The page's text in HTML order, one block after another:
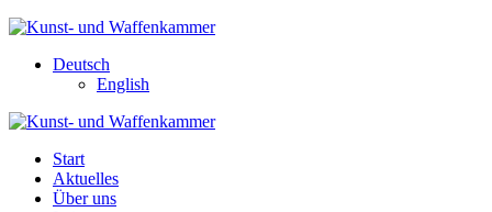
Deutsch
English
Start
Aktuelles
Über uns